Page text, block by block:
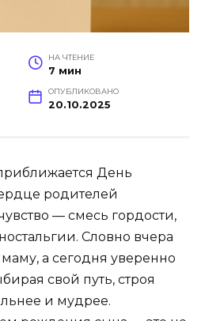
НА ЧТЕНИЕ
7 мин
ОПУБЛИКОВАНО
20.10.2025
День
родителей
— смесь гордости,
Словно вчера
а сегодня уверенно
свой путь, строя
и мудрее.